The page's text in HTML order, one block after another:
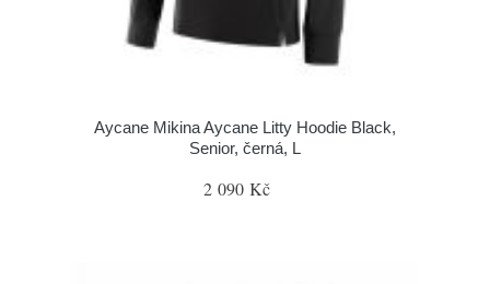
Aycane Mikina Aycane Litty Hoodie Black,
Senior, černá, L
2 090 Kč